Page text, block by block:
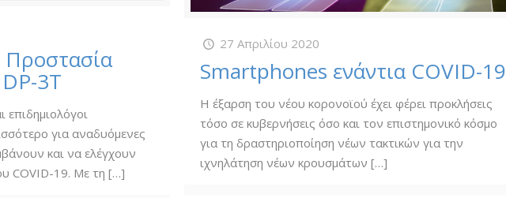
3T
επιδημιολόγοι
για αναδυόμενες
και να ελέγχουν
COVID-19. Με τη […]
27 Απριλίου 2020
Smartphones ενάντια COVID-19
Η έξαρση του νέου κορονοϊού έχει φέρει προκλήσεις
τόσο σε κυβερνήσεις όσο και τον επιστημονικό κόσμο
για τη δραστηριοποίηση νέων τακτικών για την
ιχνηλάτηση νέων κρουσμάτων […]